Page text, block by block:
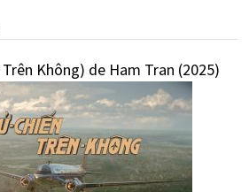
Không) de Ham Tran (2025)